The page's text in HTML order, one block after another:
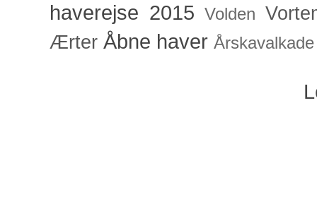
haverejse 2015 Volden
Ærter Åbne haver Årskavalkade